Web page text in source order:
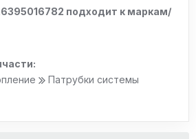
подходит к маркам/
Патрубки системы